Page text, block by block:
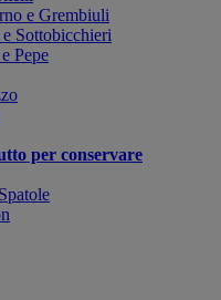
e Grembiuli
Sottobicchieri
Pepe
per conservare